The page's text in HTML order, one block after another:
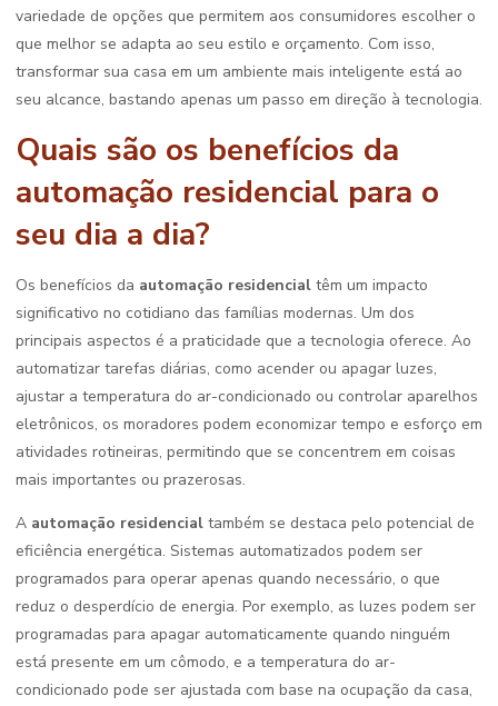
variedade de opções que permitem aos consumidores escolher o
que melhor se adapta ao seu estilo e orçamento. Com isso,
transformar sua casa em um ambiente mais inteligente está ao
seu alcance, bastando apenas um passo em direção à tecnologia.
Quais são os benefícios da
automação residencial para o
seu dia a dia?
Os benefícios da automação residencial têm um impacto
significativo no cotidiano das famílias modernas. Um dos
principais aspectos é a praticidade que a tecnologia oferece. Ao
automatizar tarefas diárias, como acender ou apagar luzes,
ajustar a temperatura do ar-condicionado ou controlar aparelhos
eletrônicos, os moradores podem economizar tempo e esforço em
atividades rotineiras, permitindo que se concentrem em coisas
mais importantes ou prazerosas.
A automação residencial também se destaca pelo potencial de
eficiência energética. Sistemas automatizados podem ser
programados para operar apenas quando necessário, o que
reduz o desperdício de energia. Por exemplo, as luzes podem ser
programadas para apagar automaticamente quando ninguém
está presente em um cômodo, e a temperatura do ar-
condicionado pode ser ajustada com base na ocupação da casa,